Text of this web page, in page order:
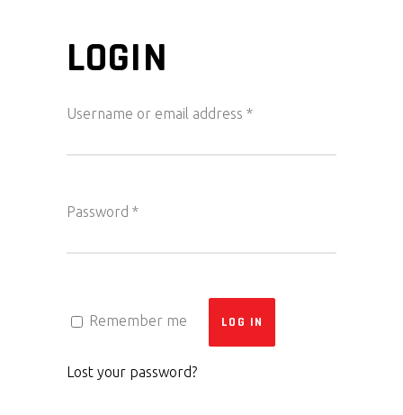
LOGIN
Username or email address *
Password *
Remember me LOG IN
Lost your password?